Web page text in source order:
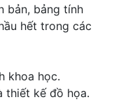
bản, bảng tính
hết trong các
khoa học.
thiết kế đồ họa.